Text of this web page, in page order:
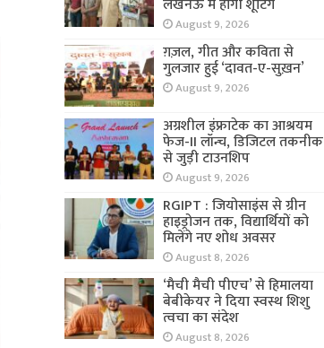
लखनऊ में होगी शूटिंग
August 9, 2026
ग़ज़ल, गीत और कविता से
गुलजार हुई ‘दावत-ए-सुख़न’
August 9, 2026
अग्रशील इंफ्राटेक का आश्रयम
फेज-II लॉन्च, डिजिटल तकनीक
से जुड़ी टाउनशिप
August 9, 2026
RGIPT : जियोसाइंस से ग्रीन
हाइड्रोजन तक, विद्यार्थियों को
मिलेंगे नए शोध अवसर
August 8, 2026
‘मैची मैची पीएच’ से हिमालया
बेबीकेयर ने दिया स्वस्थ शिशु
त्वचा का संदेश
August 8, 2026